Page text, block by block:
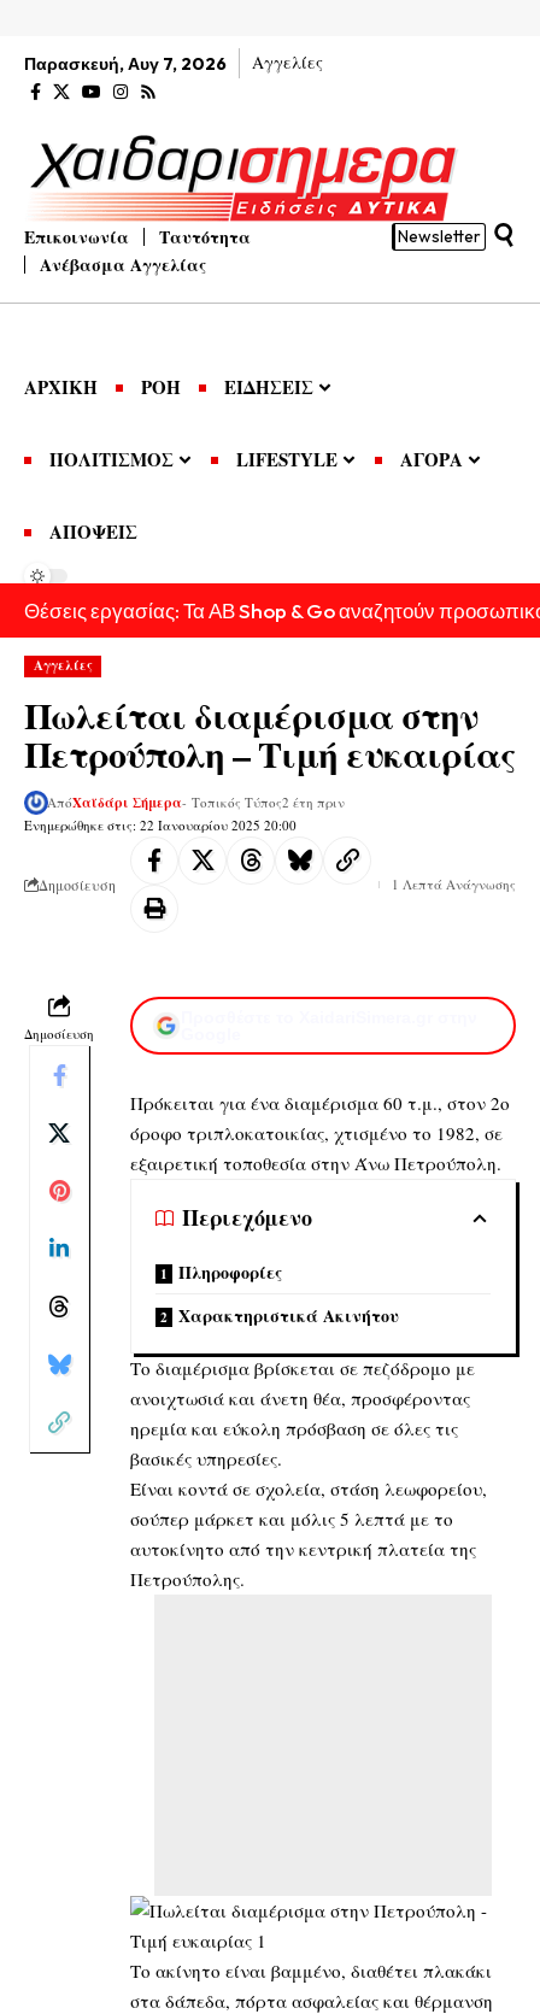
Παρασκευή, Αυγ 7, 2026 Αγγελίες
Επικοινωνία
Ταυτότητα
Ανέβασμα Αγγελίας
Newsletter
ΑΡΧΙΚΗ ΡΟΗ ΕΙΔΗΣΕΙΣ
ΠΟΛΙΤΙΣΜΟΣ LIFESTYLE ΑΓΟΡΑ
ΑΠΟΨΕΙΣ
Θέσεις εργασίας: Τα ΑΒ Shop & Go αναζητούν
Αγγελίες
Πωλείται διαμέρισμα στην
Πετρούπολη – Τιμή ευκαιρίας
Ενημερώθηκε στις: 22 Ιανουαρίου 2025 20:00
ΑπόΧαϊδάρι Σήμερα- Τοπικός Τύπος2 έτη πριν
Δημοσίευση 1 Λεπτά Ανάγνωσης
Δημοσίευση
Πρόκειται για ένα διαμέρισμα 60 τ.μ., στον 2ο
όροφο τριπλοκατοικίας, χτισμένο το 1982, σε
εξαιρετική τοποθεσία στην Άνω Πετρούπολη.
Περιεχόμενο
Πληροφορίες
Χαρακτηριστικά Ακινήτου
Το διαμέρισμα βρίσκεται σε πεζόδρομο με
ανοιχτωσιά και άνετη θέα, προσφέροντας
ηρεμία και εύκολη πρόσβαση σε όλες τις
βασικές υπηρεσίες.
Είναι κοντά σε σχολεία, στάση λεωφορείου,
σούπερ μάρκετ και μόλις 5 λεπτά με το
αυτοκίνητο από την κεντρική πλατεία της
Πετρούπολης.
Το ακίνητο είναι βαμμένο, διαθέτει πλακάκι
στα δάπεδα, πόρτα ασφαλείας και θέρμανση